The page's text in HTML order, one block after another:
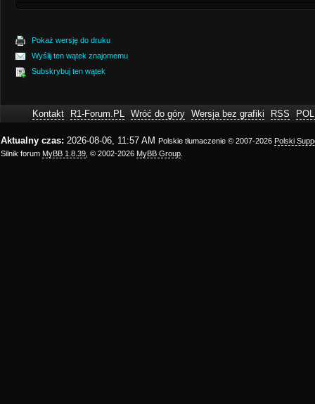
Pokaż wersję do druku
Wyślij ten wątek znajomemu
Subskrybuj ten wątek
Kontakt R1-Forum.PL Wróć do góry Wersja bez grafiki RSS
Aktualny czas: 2026-08-06, 11:57 AM Polskie tłumaczenie © 2007-2026 Polski
Silnik forum MyBB 1.8.39 , © 2002-2026 MyBB Group